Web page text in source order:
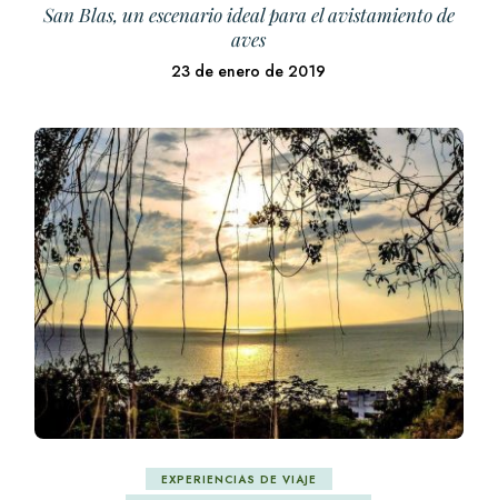
San Blas, un escenario ideal para el avistamiento de
aves
23 de enero de 2019
EXPERIENCIAS DE VIAJE